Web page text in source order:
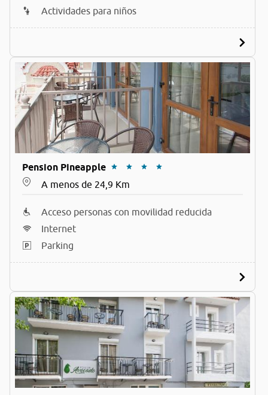
Actividades para niños
Pension Pineapple
A menos de 24,9 Km
Acceso personas con movilidad reducida
Internet
Parking